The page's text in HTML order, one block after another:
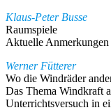
Klaus-Peter Busse
Raumspiele
Aktuelle
Werner Fütterer
Wo die Windräder
Das Thema Windkraft
Unterrichtsversuch in